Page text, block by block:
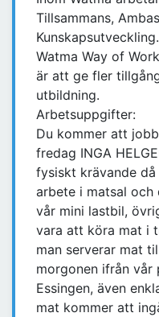
Tillsammans,
Watma Way of
är att ge fler
utbildning.
Arbetsuppgifter:
Du kommer att
fredag INGA
fysiskt krävande
arbete i matsal
vår mini lastbil,
vara att köra mat i
man serverar mat
morgonen ifrån
Essingen, även
mat kommer att